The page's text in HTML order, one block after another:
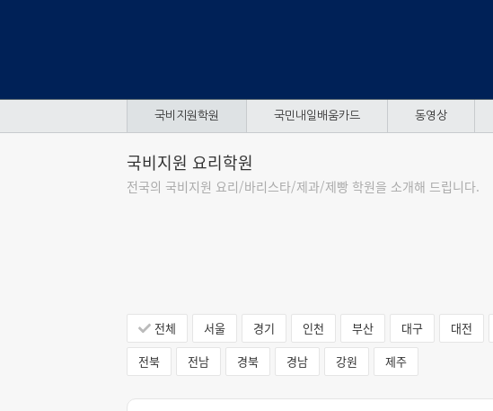
국비지원학원 국민내일배움카드 동영상
국비지원 요리학원
전국의 국비지원 요리/바리스타/제과/제빵 학원을 소개해 드립니다.
전체 서울 경기 인천 부산 대구 대전
전북
전남 경북 경남 강원 제주